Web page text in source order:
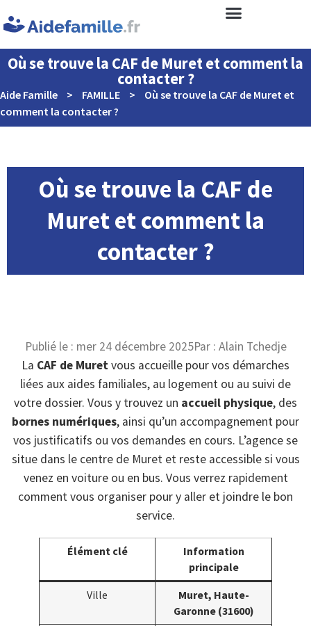
Où se trouve la CAF de Muret et comment la
contacter ?
Aide Famille > FAMILLE >
Où se trouve la CAF de Muret et
comment la contacter ?
Où se trouve la CAF de
Muret et comment la
contacter ?
Publié le : mer 24 décembre 2025Par : Alain Tchedje
La CAF de Muretvous accueille pour vos démarches
liées aux aides familiales, au logement ou au suivi de
votre dossier. Vous y trouvez un accueil physique, des
bornes numériques, ainsi qu’un accompagnement pour
vos justificatifs ou vos demandes en cours. L’agence se
situe dans le centre de Muret et reste accessible si vous
venez en voiture ou en bus. Vous verrez rapidement
comment vous organiser pour y aller et joindre le bon
service.
Élément clé
Information
principale
Ville
Muret, Haute-
Garonne (31600)